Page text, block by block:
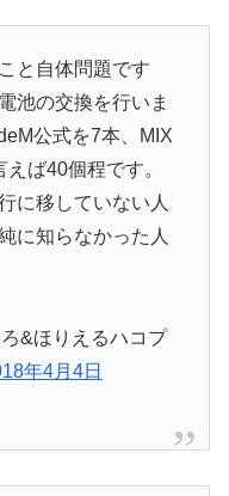
と自体問題です
池の交換を行いま
公式を7本、MIX
ば40個程です。
に移していない人
に知らなかった人
&ほりえるハコプ
年4月4日